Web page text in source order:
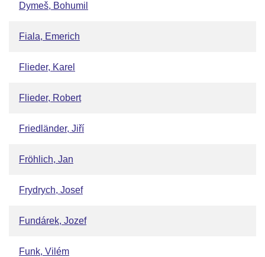
Dymeš, Bohumil
Fiala, Emerich
Flieder, Karel
Flieder, Robert
Friedländer, Jiří
Fröhlich, Jan
Frydrych, Josef
Fundárek, Jozef
Funk, Vilém